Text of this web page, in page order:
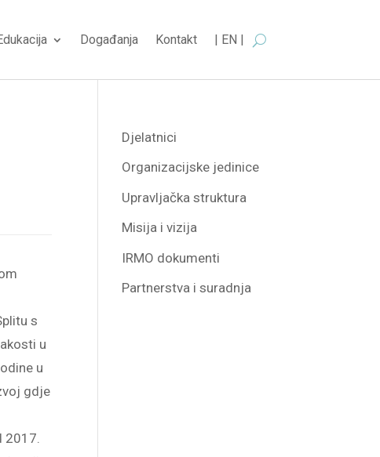
Događanja Kontakt | EN |
s
u
u
gdje
2017.
Djelatnici
Organizacijske jedinice
Upravljačka struktura
Misija i vizija
IRMO dokumenti
Partnerstva i suradnja